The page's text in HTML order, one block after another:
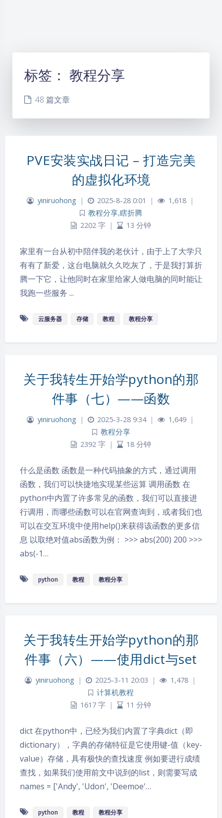
标签： 教程分享
48 篇文章
PVE安装实战日记 – 打造完美
的虚拟化环境
yiniruohong | 2025-8-28 0:01 | 1,618
|
教程分享,瞎折腾
2202 字 | 13 分钟
家里有一台从初中陪伴我的老伙计，由于上了大学只
有有了新爱，这台电脑就久久吃灰了，于是我打算折
腾一下它，让他同时在家里给家人做电脑的同时能让
我跑一些服务 ...
云服务器 存储 教程 教程分享
关于我转生开始学python的那
件事（七）——函数
yiniruohong | 2025-3-28 9:34 | 1,649
|
教程分享
2392 字 | 18 分钟
什么是函数 函数是一种代码抽象的方式，通过调用
函数，我们可以快捷地实现某些运算 调用函数 在
python中内置了许多常见的函数，我们可以直接进
行调用，而哪些函数可以在官网查询到，或者我们也
可以在交互环境中使用help()来获得该函数的更多信
息 以取绝对值abs函数为例： >>> abs(200) 200 >>>
abs(-1…
python 教程 教程分享
关于我转生开始学python的那
件事（六）——使用dict与set
yiniruohong | 2025-3-11 20:03 | 1,478
|
计算机教程
1617 字 | 11 分钟
dict 在python中，已经为我们内置了字典dict（即
dictionary），字典的存储特征是它使用键-值（key-
value）存储，具有极快的查找速度 例如要进行成绩
查找，如果我们使用前文中说到的list，则需要写成
names = ['Andy', 'Udon', 'Deemoe'…
python 教程 教程分享